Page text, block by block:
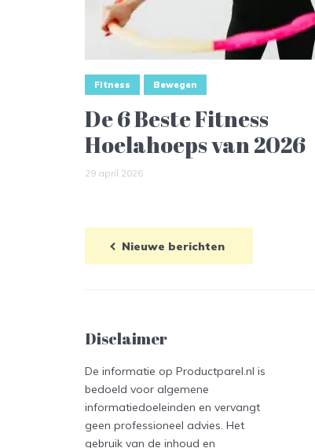
Fitness Bewegen
De 6 Beste Fitness
Hoelahoeps van 2026
29 april 2026
Nieuwe berichten
Disclaimer
De informatie op Productparel.nl is
bedoeld voor algemene
informatiedoeleinden en vervangt
geen professioneel advies. Het
gebruik van de inhoud en